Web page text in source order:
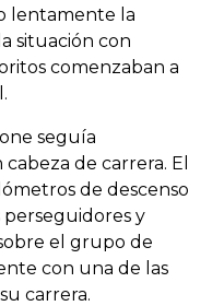
lentamente la
situación con
comenzaban a
seguía
de carrera. El
de descenso
y
el grupo de
con una de las
carrera.